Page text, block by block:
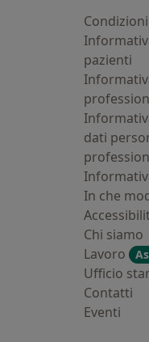
pazienti
dati
In che
Chi siamo
Lavoro
Ufficio
Contatti
Eventi